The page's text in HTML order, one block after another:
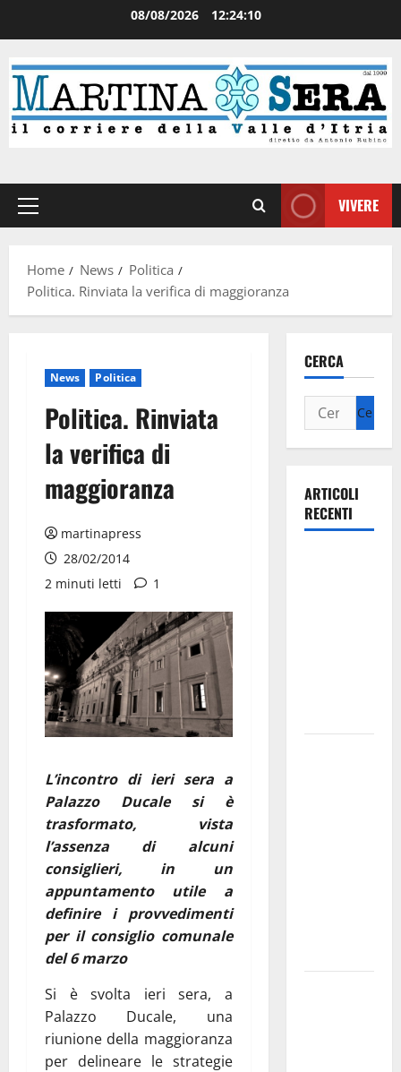
08/08/2026 12:24:11
VIVERE
Home News
Politica
Politica. Rinviata la verifica di maggioranza
News Politica
Politica. Rinviata
la verifica di
maggioranza
martinapress
28/02/2014
2 minuti letti
1
L’incontro di ieri sera a
Palazzo Ducale si è
trasformato, vista
l’assenza di alcuni
consiglieri, in un
appuntamento utile a
definire i provvedimenti
per il consiglio comunale
del 6 marzo
Si è svolta ieri sera, a
Palazzo Ducale, una
riunione della maggioranza
per delineare le strategie
CERCA
ARTICOLI
RECENTI